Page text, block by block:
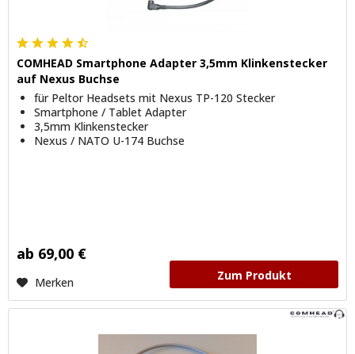
COMHEAD Smartphone Adapter 3,5mm Klinkenstecker
auf Nexus Buchse
für Peltor Headsets mit Nexus TP-120 Stecker
Smartphone / Tablet Adapter
3,5mm Klinkenstecker
Nexus / NATO U-174 Buchse
ab 69,00 €
Merken Zum Produkt